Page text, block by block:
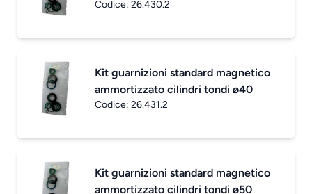
Codice: 26.430.2
Kit guarnizioni standard magnetico
ammortizzato cilindri tondi ø40
Codice: 26.431.2
Kit guarnizioni standard magnetico
ammortizzato cilindri tondi ø50